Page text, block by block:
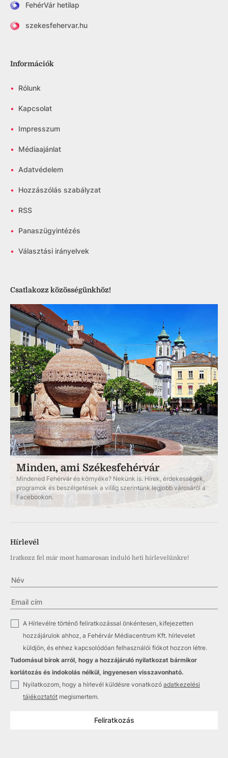
FehérVár hetilap
szekesfehervar.hu
Információk
• Rólunk
• Kapcsolat
• Impresszum
• Médiaajánlat
• Adatvédelem
• Hozzászólás szabályzat
• RSS
• Panaszügyintézés
• Választási irányelvek
Csatlakozz közösségünkhöz!
Minden, ami Székesfehérvár
Mindened Fehérvár és környéke? Nekünk is. Hírek, érdekességek,
programok és beszélgetések a világ szerintünk legjobb városáról a
Facebookon.
Hírlevél
Iratkozz fel már most hamarosan induló heti hírlevelünkre!
A Hírlevélre történő feliratkozással önkéntesen, kifejezetten
hozzájárulok ahhoz, a Fehérvár Médiacentrum Kft. hírlevelet
küldjön, és ehhez kapcsolódóan felhasználói fiókot hozzon létre.
Tudomásul bírok arról, hogy a hozzájáruló nyilatkozat bármikor
korlátozás és indokolás nélkül, ingyenesen visszavonható.
Nyilatkozom, hogy a hírlevél küldésre vonatkozó adatkezelési
tájékoztatót megismertem.
Feliratkozás